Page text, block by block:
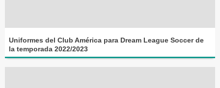
Uniformes del Club América para Dream League Soccer de
la temporada 2022/2023